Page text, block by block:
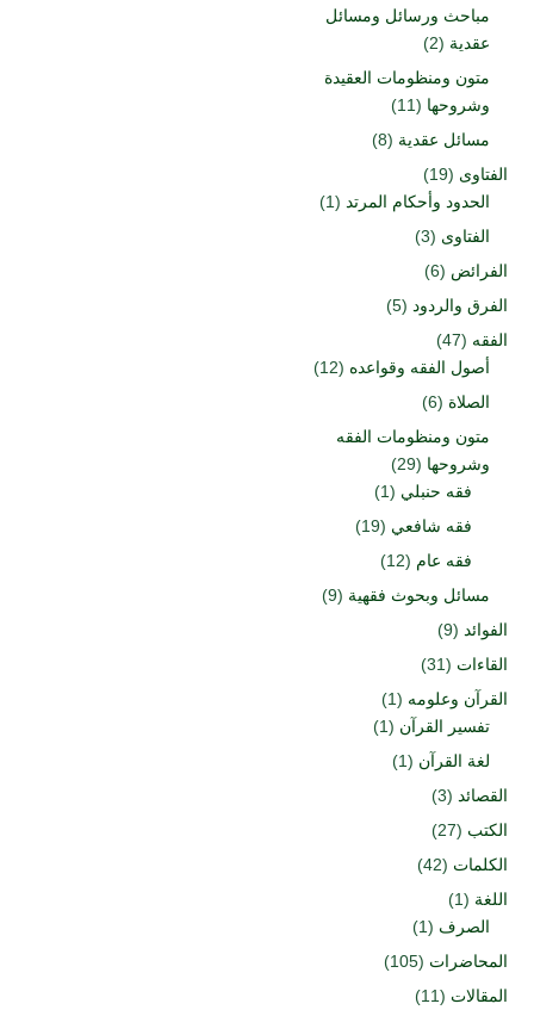
مباحث ورسائل ومسائل
عقدية (2)
متون ومنظومات العقيدة
وشروحها (11)
مسائل عقدية (8)
الفتاوى (19)
الحدود وأحكام المرتد (1)
الفتاوى (3)
الفرائض (6)
الفرق والردود (5)
الفقه (47)
أصول الفقه وقواعده (12)
الصلاة (6)
متون ومنظومات الفقه
وشروحها (29)
فقه حنبلي (1)
فقه شافعي (19)
فقه عام (12)
مسائل وبحوث فقهية (9)
الفوائد (9)
القاءات (31)
القرآن وعلومه (1)
تفسير القرآن (1)
لغة القرآن (1)
القصائد (3)
الكتب (27)
الكلمات (42)
اللغة (1)
الصرف (1)
المحاضرات (105)
المقالات (11)